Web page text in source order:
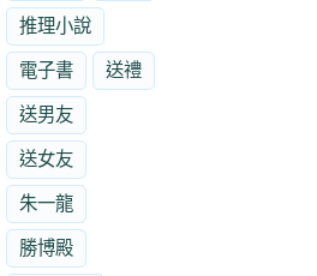
推理小說
電子書 送禮
送男友
送女友
朱一龍
勝博殿